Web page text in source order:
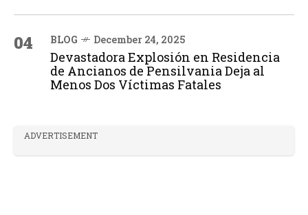
04 BLOG December 24, 2025
Devastadora Explosión en Residencia
de Ancianos de Pensilvania Deja al
Menos Dos Víctimas Fatales
ADVERTISEMENT